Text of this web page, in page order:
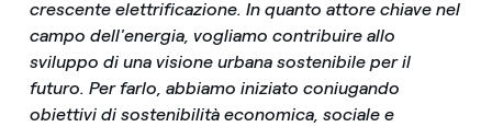
crescente elettrificazione. In quanto attore chiave nel
campo dell'energia, vogliamo contribuire allo
sviluppo di una visione urbana sostenibile per il
futuro. Per farlo, abbiamo iniziato coniugando
obiettivi di sostenibilità economica, sociale e